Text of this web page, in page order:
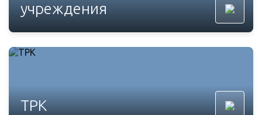
учреждения
ТРК